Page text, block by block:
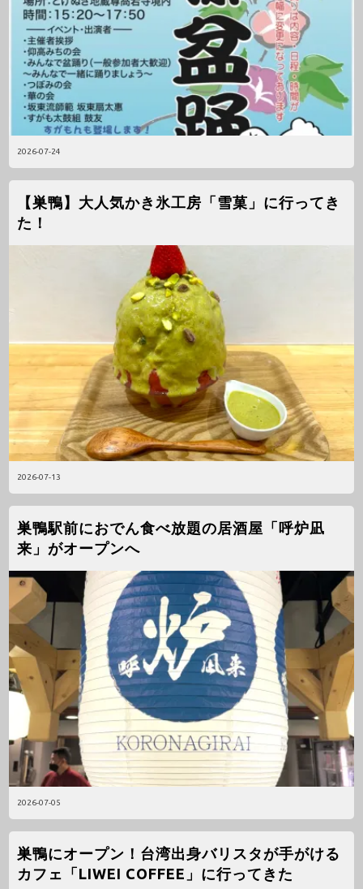
2026-07-24
2026-07-13
【巣鴨】大人気かき氷工房「雪菓」に行ってき
た！
2026-07-05
巣鴨駅前におでん食べ放題の居酒屋「呼炉凪
来」がオープンへ
巣鴨にオープン！台湾出身バリスタが手がける
カフェ「LIWEI COFFEE」に行ってきた